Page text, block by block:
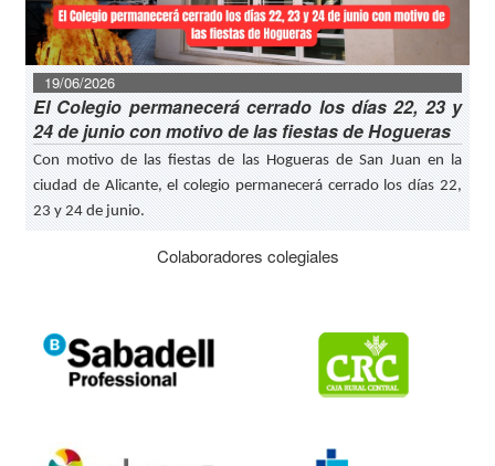
19/06/2026
El Colegio permanecerá cerrado los días 22, 23 y
24 de junio con motivo de las fiestas de Hogueras
Con motivo de las fiestas de las Hogueras de San Juan en la
ciudad de Alicante, el colegio permanecerá cerrado los días 22,
23 y 24 de junio.
Colaboradores colegiales